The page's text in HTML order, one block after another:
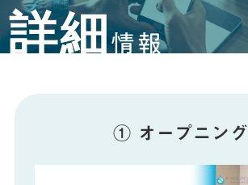
詳細情報
① オープニング